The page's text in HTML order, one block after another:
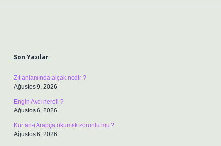
Son Yazılar
Zıt anlamında alçak nedir ?
Ağustos 9, 2026
Engin Avcı nereli ?
Ağustos 6, 2026
Kur’an-ı Arapça okumak zorunlu mu ?
Ağustos 6, 2026